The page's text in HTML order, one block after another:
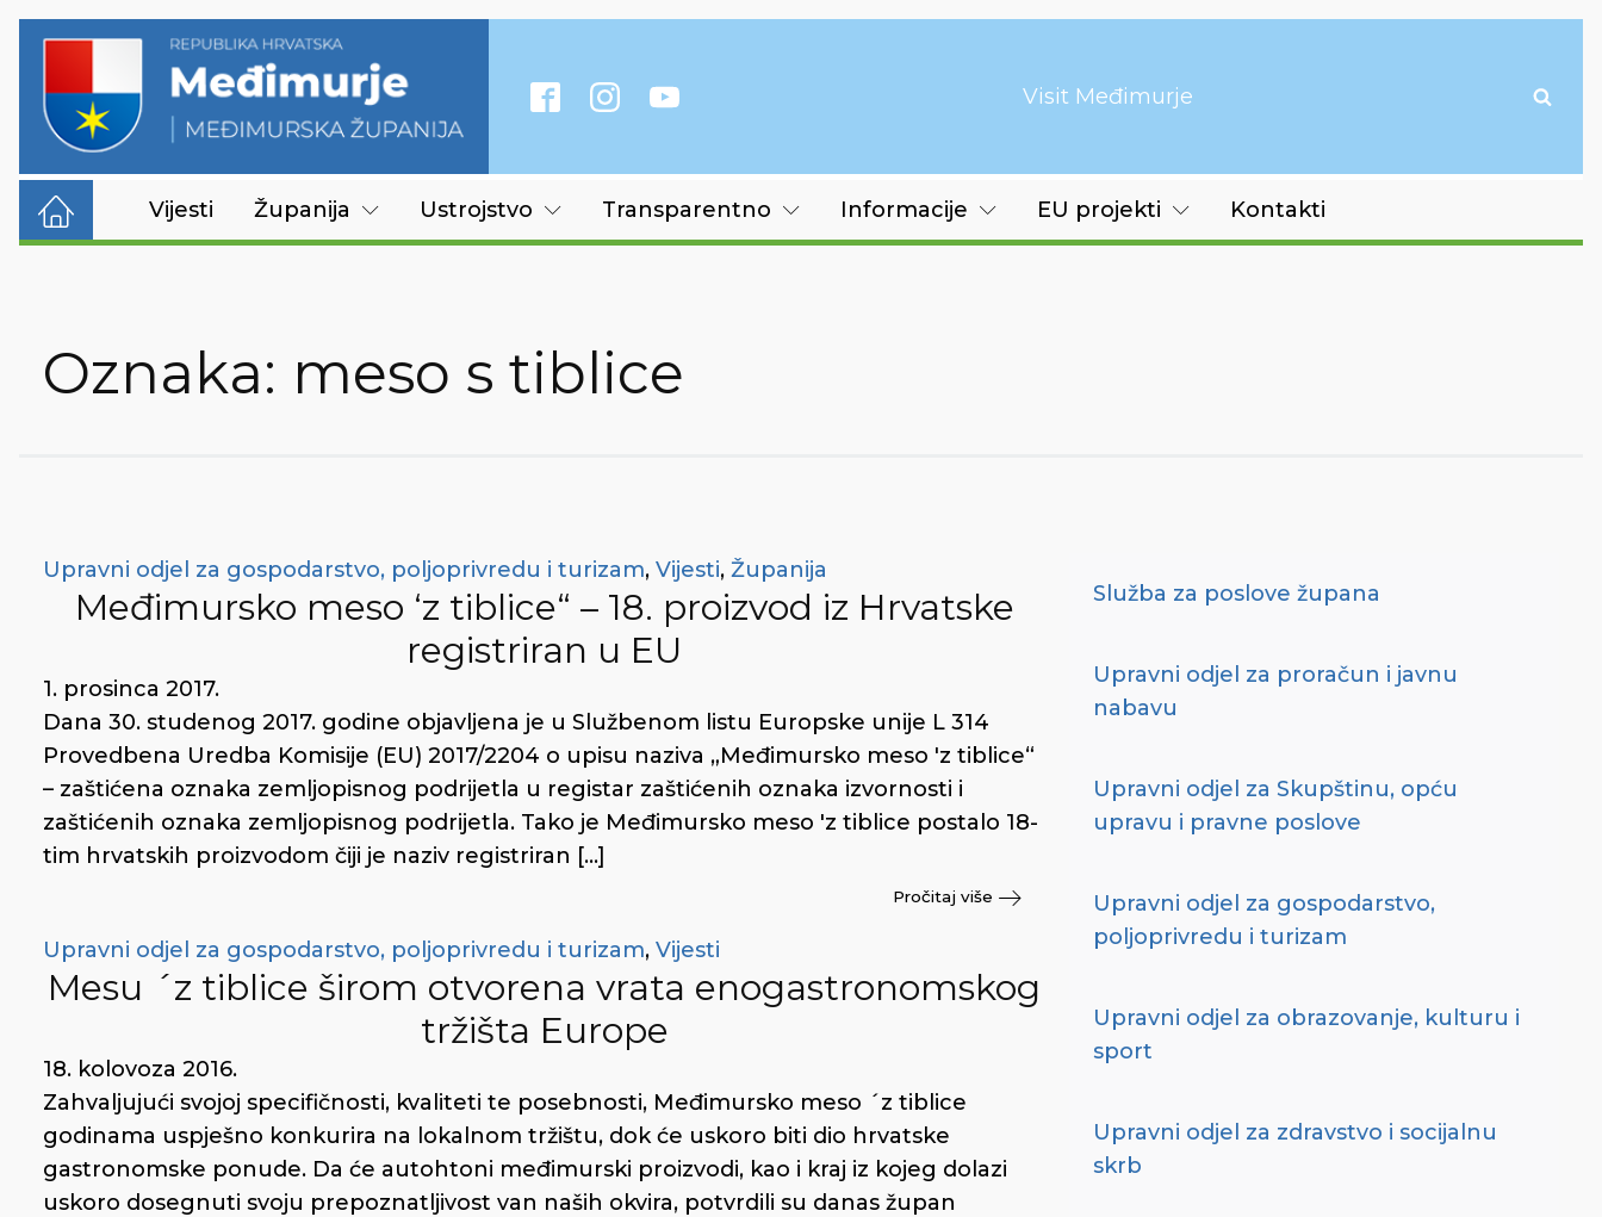
Visit Međimurje
Vijesti Županija Ustrojstvo Transparentno Informacije EU projekti Kontakti
Oznaka: meso s tiblice
Upravni odjel za gospodarstvo, poljoprivredu i turizam, Vijesti, Županija
Međimursko meso ‘z tiblice“ – 18. proizvod iz Hrvatske
registriran u EU
1. prosinca 2017.
Dana 30. studenog 2017. godine objavljena je u Službenom listu Europske unije L 314
Provedbena Uredba Komisije (EU) 2017/2204 o upisu naziva „Međimursko meso 'z tiblice“
– zaštićena oznaka zemljopisnog podrijetla u registar zaštićenih oznaka izvornosti i
zaštićenih oznaka zemljopisnog podrijetla. Tako je Međimursko meso 'z tiblice postalo 18-
tim hrvatskih proizvodom čiji je naziv registriran […]
Pročitaj više
Upravni odjel za gospodarstvo, poljoprivredu i turizam, Vijesti
Mesu ´z tiblice širom otvorena vrata enogastronomskog
tržišta Europe
18. kolovoza 2016.
Zahvaljujući svojoj specifičnosti, kvaliteti te posebnosti, Međimursko meso ´z tiblice
godinama uspješno konkurira na lokalnom tržištu, dok će uskoro biti dio hrvatske
gastronomske ponude. Da će autohtoni međimurski proizvodi, kao i kraj iz kojeg dolazi
uskoro dosegnuti svoju prepoznatljivost van naših okvira, potvrdili su danas župan
Služba za poslove župana
Upravni odjel za proračun i javnu
nabavu
Upravni odjel za Skupštinu, opću
upravu i pravne poslove
Upravni odjel za gospodarstvo,
poljoprivredu i turizam
Upravni odjel za obrazovanje, kulturu i
sport
Upravni odjel za zdravstvo i socijalnu
skrb